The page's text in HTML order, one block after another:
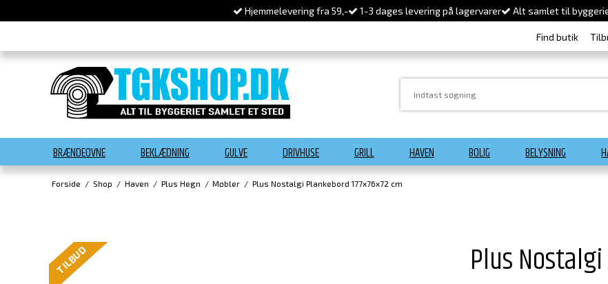
Hjemmelevering fra 59,- 1-3 dages levering på lagervarer Alt samlet til
Find butik
BRÆNDEOVNE BEKLÆDNING GULVE DRIVHUSE GRILL HAVEN BOLIG BELYSNING
Forside / Shop / Haven / Plus Hegn / Møbler / Plus Nostalgi Plankebord 177x76x72 cm
TILBUD Plus